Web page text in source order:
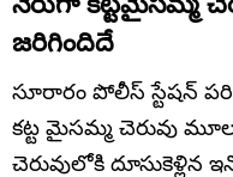
జరిగిందిదే
సూరారం పోలీస్ స్టేషన్
కట్ట మైసమ్మ చెరువు
చెరువులోకి